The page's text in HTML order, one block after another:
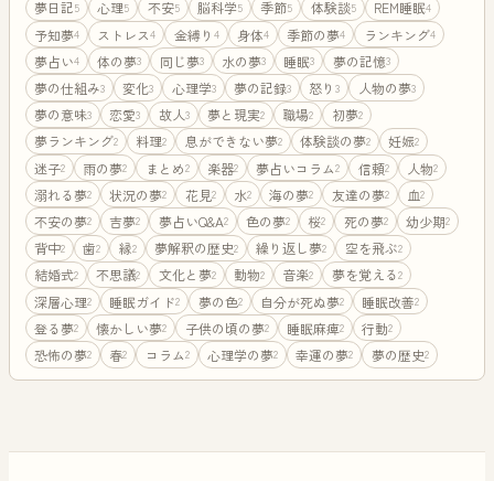
夢日記5 心理5 不安5 脳科学5 季節5 体験談5 REM睡眠4
予知夢4 ストレス4 金縛り 4 身体4 季節の夢4 ランキング4
夢占い4 体の夢3 同じ夢3 水の夢3 睡眠3 夢の記憶3
夢の仕組み3 変化3 心理学3 夢の記録3 怒り3 人物の夢3
夢の意味3 恋愛3 故人3 夢と現実2 職場2 初夢2
夢ランキング2 料理2 息ができない夢2 体験談の夢2 妊娠2
迷子2 雨の夢2 まとめ2 楽器2 夢占いコラム2 信頼2 人物2
溺れる夢2 状況の夢2 花見2 水2 海の夢2 友達の夢2 血2
不安の夢2 吉夢2 夢占いQ&A2 色の夢2 桜2 死の夢2 幼少期2
背中2 歯2 縁2 夢解釈の歴史2 繰り返し夢2 空を飛ぶ2
結婚式2 不思議2 文化と夢2 動物2 音楽2 夢を覚える2
深層心理2 睡眠ガイド2 夢の色2 自分が死ぬ夢2 睡眠改善2
登る夢2 懐かしい夢2 子供の頃の夢2 睡眠麻痺2 行動2
恐怖の夢2 春2 コラム2 心理学の夢2 幸運の夢2 夢の歴史2